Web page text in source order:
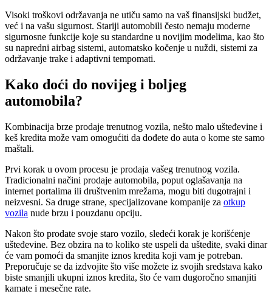
Visoki troškovi održavanja ne utiču samo na vaš finansijski budžet,
već i na vašu sigurnost. Stariji automobili često nemaju moderne
sigurnosne funkcije koje su standardne u novijim modelima, kao što
su napredni airbag sistemi, automatsko kočenje u nuždi, sistemi za
održavanje trake i adaptivni tempomati.
Kako doći do novijeg i boljeg
automobila?
Kombinacija brze prodaje trenutnog vozila, nešto malo ušteđevine i
keš kredita može vam omogućiti da dođete do auta o kome ste samo
maštali.
Prvi korak u ovom procesu je prodaja vašeg trenutnog vozila.
Tradicionalni načini prodaje automobila, poput oglašavanja na
internet portalima ili društvenim mrežama, mogu biti dugotrajni i
neizvesni. Sa druge strane, specijalizovane kompanije za otkup
vozila nude brzu i pouzdanu opciju.
Nakon što prodate svoje staro vozilo, sledeći korak je korišćenje
ušteđevine. Bez obzira na to koliko ste uspeli da uštedite, svaki dinar
će vam pomoći da smanjite iznos kredita koji vam je potreban.
Preporučuje se da izdvojite što više možete iz svojih sredstava kako
biste smanjili ukupni iznos kredita, što će vam dugoročno smanjiti
kamate i mesečne rate.